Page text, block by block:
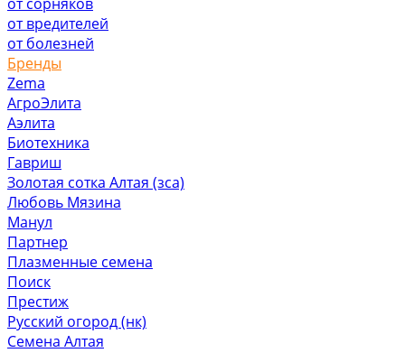
от вредителей
от болезней
Бренды
Zema
АгроЭлита
Аэлита
Биотехника
Гавриш
Золотая сотка Алтая (зса)
Любовь Мязина
Манул
Партнер
Плазменные семена
Поиск
Престиж
Русский огород (нк)
Семена Алтая